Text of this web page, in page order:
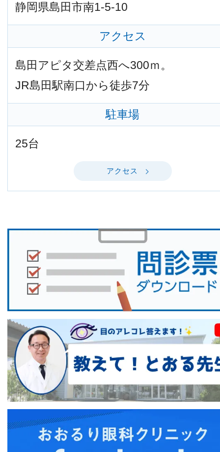
静岡県島田市南1-5-10
アクセス
島田アピタ交差点西へ300ｍ。
JR島田駅南口から徒歩7分
駐車場
25台
アクセス